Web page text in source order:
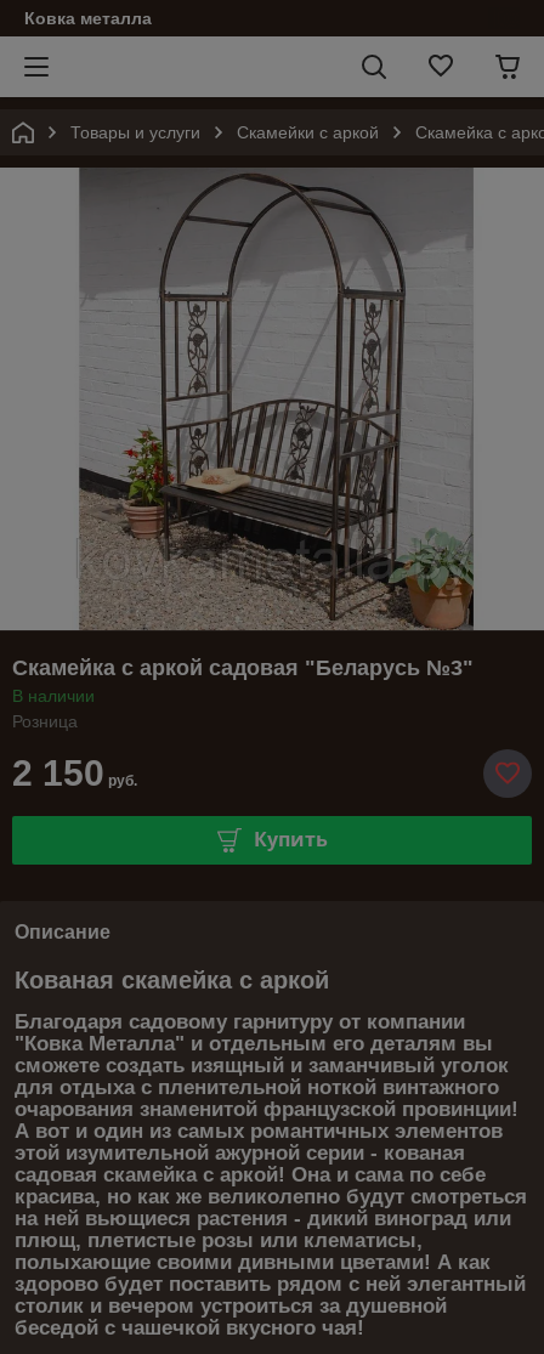
Ковка металла
Товары и услуги Скамейки с аркой Скамейка с
Скамейка с аркой садовая "Беларусь №3"
В наличии
Розница
2 150 руб.
Купить
Описание
Кованая скамейка с аркой
Благодаря садовому гарнитуру от компании
"Ковка Металла" и отдельным его деталям вы
сможете создать изящный и заманчивый уголок
для отдыха с пленительной ноткой винтажного
очарования знаменитой французской провинции!
А вот и один из самых романтичных элементов
этой изумительной ажурной серии - кованая
садовая скамейка с аркой! Она и сама по себе
красива, но как же великолепно будут смотреться
на ней вьющиеся растения - дикий виноград или
плющ, плетистые розы или клематисы,
полыхающие своими дивными цветами! А как
здорово будет поставить рядом с ней элегантный
столик и вечером устроиться за душевной
беседой с чашечкой вкусного чая!